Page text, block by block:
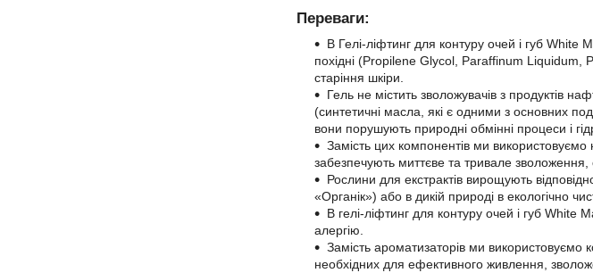
Переваги:
В Гелі-ліфтинг для контуру очей і губ
похідні (Propilene Glycol, Paraffinum Liquidum,
старіння шкіри.
Гель не містить зволожувачів з продуктів
(синтетичні масла, які є одними з основних
вони порушують природні обмінні процеси і
Замість цих компонентів ми використовуємо
забезпечують миттєве та тривале зволоження,
Рослини для екстрактів вирощують
«Органік») або в дикій природі в екологічно
В гелі-ліфтинг для контуру очей і губ White
алергію.
Замість ароматизаторів ми
необхідних для ефективного живлення,